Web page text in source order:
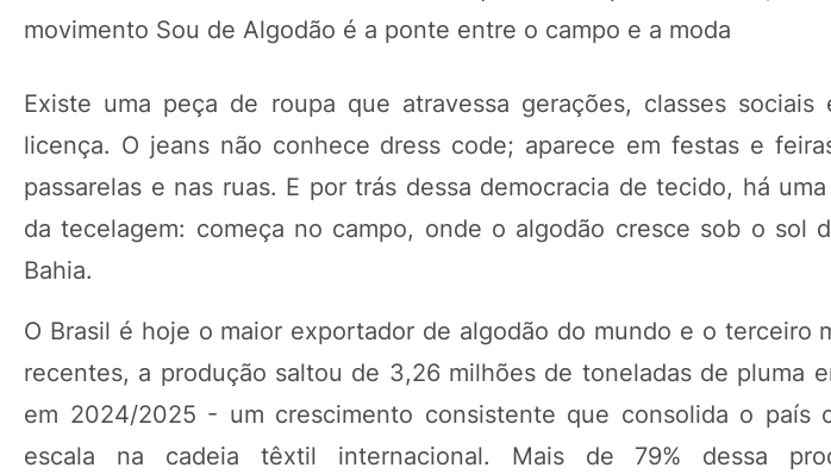
movimento Sou de Algodão é a ponte entre o campo e a moda
Existe uma peça de roupa que atravessa gerações, classes
licença. O jeans não conhece dress code; aparece em festas e
passarelas e nas ruas. E por trás dessa democracia de tecido, há
da tecelagem: começa no campo, onde o algodão cresce sob o sol
Bahia.
O Brasil é hoje o maior exportador de algodão do mundo e o terceiro
recentes, a produção saltou de 3,26 milhões de toneladas de pluma
em 2024/2025 - um crescimento consistente que consolida o país
escala na cadeia têxtil internacional. Mais de 79% dessa